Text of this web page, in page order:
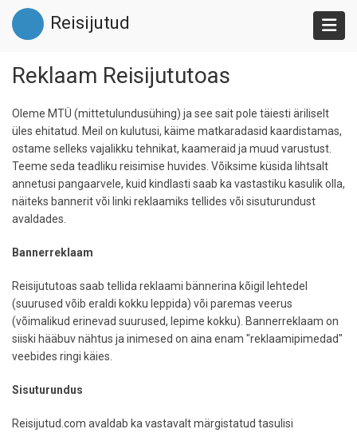
Liigu
edasi
põhisisu
Reisijutud
Reklaam Reisijututoas
Oleme MTÜ (mittetulundusühing) ja see sait pole täiesti äriliselt
üles ehitatud. Meil on kulutusi, käime matkaradasid kaardistamas,
ostame selleks vajalikku tehnikat, kaameraid ja muud varustust.
Teeme seda teadliku reisimise huvides. Võiksime küsida lihtsalt
annetusi pangaarvele, kuid kindlasti saab ka vastastiku kasulik olla,
näiteks bannerit või linki reklaamiks tellides või sisuturundust
avaldades.
Bannerreklaam
Reisijututoas saab tellida reklaami bännerina kõigil lehtedel
(suurused võib eraldi kokku leppida) või paremas veerus
(võimalikud erinevad suurused, lepime kokku). Bannerreklaam on
siiski hääbuv nähtus ja inimesed on aina enam "reklaamipimedad"
veebides ringi käies.
Sisuturundus
Reisijutud.com avaldab ka vastavalt märgistatud tasulisi